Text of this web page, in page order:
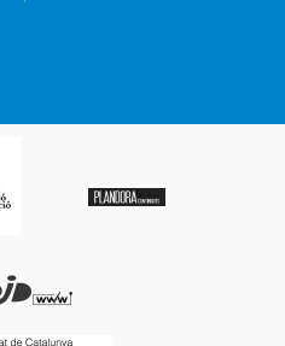
Blanques ret homenatge a
activista social que va